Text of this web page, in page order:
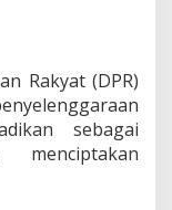
Rakyat (DPR)
sebagai